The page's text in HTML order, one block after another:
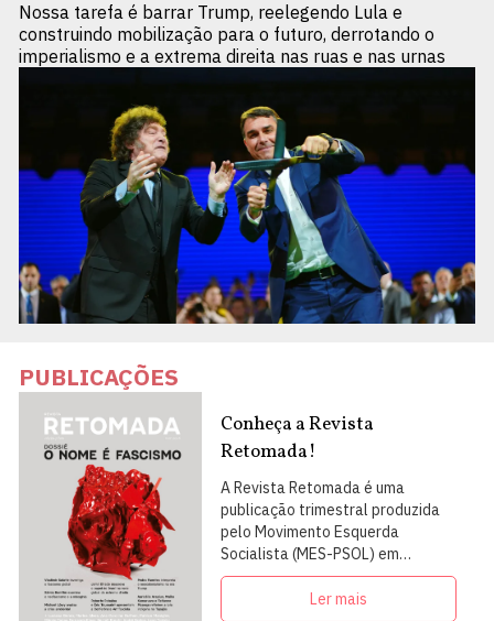
Nossa tarefa é barrar Trump, reelegendo Lula e
construindo mobilização para o futuro, derrotando o
imperialismo e a extrema direita nas ruas e nas urnas
PUBLICAÇÕES
Conheça a Revista
Retomada!
A Revista Retomada é uma
publicação trimestral produzida
pelo Movimento Esquerda
Socialista (MES-PSOL) em
articulação com intelectuais,
militantes e artistas
Ler mais